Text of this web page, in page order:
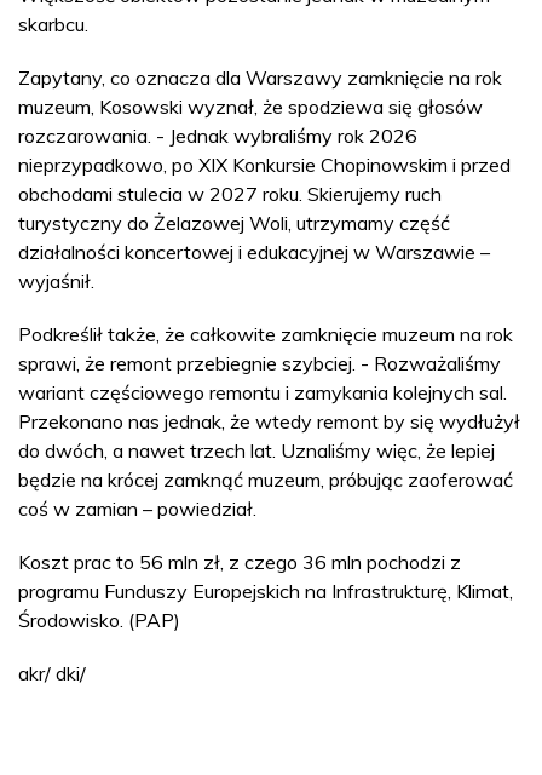
skarbcu.
Zapytany, co oznacza dla Warszawy zamknięcie na rok
muzeum, Kosowski wyznał, że spodziewa się głosów
rozczarowania. - Jednak wybraliśmy rok 2026
nieprzypadkowo, po XIX Konkursie Chopinowskim i przed
obchodami stulecia w 2027 roku. Skierujemy ruch
turystyczny do Żelazowej Woli, utrzymamy część
działalności koncertowej i edukacyjnej w Warszawie –
wyjaśnił.
Podkreślił także, że całkowite zamknięcie muzeum na rok
sprawi, że remont przebiegnie szybciej. - Rozważaliśmy
wariant częściowego remontu i zamykania kolejnych sal.
Przekonano nas jednak, że wtedy remont by się wydłużył
do dwóch, a nawet trzech lat. Uznaliśmy więc, że lepiej
będzie na krócej zamknąć muzeum, próbując zaoferować
coś w zamian – powiedział.
Koszt prac to 56 mln zł, z czego 36 mln pochodzi z
programu Funduszy Europejskich na Infrastrukturę, Klimat,
Środowisko. (PAP)
akr/ dki/